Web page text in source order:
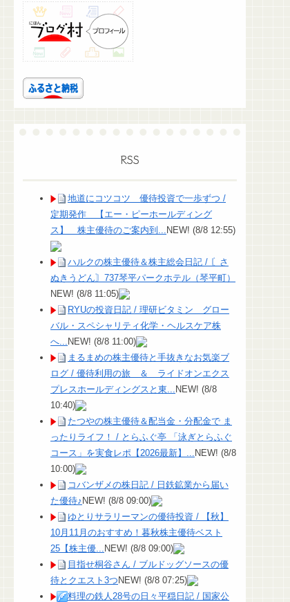
RSS
地道にコツコツ 優待投資で一歩ずつ /
定期発作 【エー・ピーホールディング
ス】 株主優待のご案内到... NEW! (8/8 12:55)
ハルクの株主優待＆株主総会日記 / 〘さ
ぬきうどん〙737琴平パークホテル（琴平町）
NEW! (8/8 11:05)
RYUの投資日記 / 理研ビタミン グロー
バル・スペシャリティ化学・ヘルスケア株
へ... NEW! (8/8 11:00)
まるまめの株主優待と手抜きなお気楽ブ
ログ / 優待利用の旅 ＆ ライドオンエクス
プレスホールディングスと東... NEW! (8/8
10:40)
たつやの株主優待＆配当金・分配金で ま
ったりライフ！ / とらふぐ亭 「泳ぎとらふぐ
コース」を実食レポ【2026最新】... NEW! (8/8
10:00)
コバンザメの株日記 / 日鉄鉱業から届い
た優待♪NEW! (8/8 09:00)
ゆとりサラリーマンの優待投資 / 【秋】
10月11月のおすすめ！暮秋株主優待ベスト
25【株主優... NEW! (8/8 09:00)
目指せ桐谷さん / ブルドッグソースの優
待とクエスト3つNEW! (8/8 07:25)
料理の鉄人28号の日々平穏日記 / 国家公